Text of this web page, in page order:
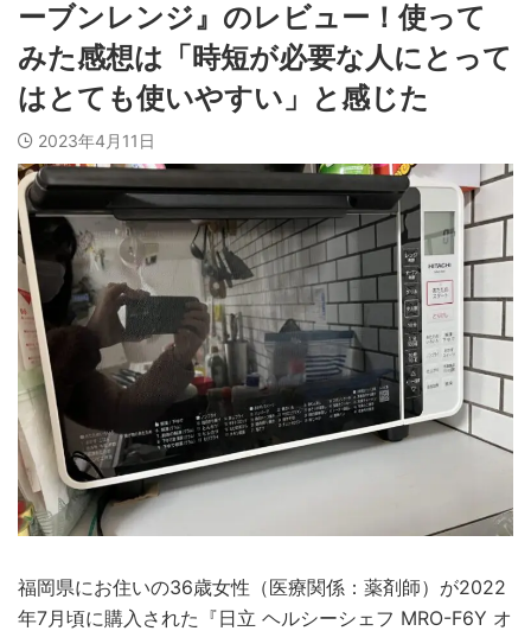
ーブンレンジ』のレビュー！使って
みた感想は「時短が必要な人にとって
はとても使いやすい」と感じた
2023年4月11日
福岡県にお住いの36歳女性（医療関係：薬剤師）が2022
年7月頃に購入された『日立 ヘルシーシェフ MRO-F6Y オ